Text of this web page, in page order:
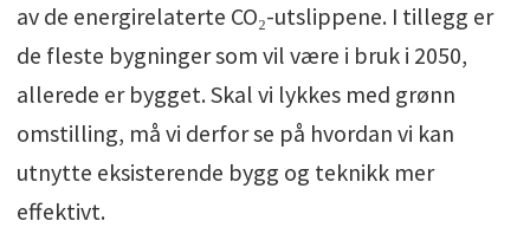
av de energirelaterte CO₂-utslippene. I tillegg er
de fleste bygninger som vil være i bruk i 2050,
allerede er bygget. Skal vi lykkes med grønn
omstilling, må vi derfor se på hvordan vi kan
utnytte eksisterende bygg og teknikk mer
effektivt.